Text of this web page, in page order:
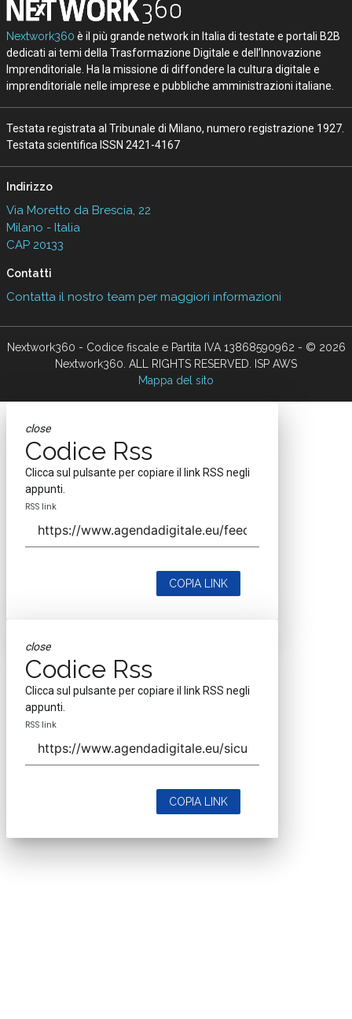
Nextwork360 è il più grande network in Italia di testate e portali B2B
dedicati ai temi della Trasformazione Digitale e dell’Innovazione
Imprenditoriale. Ha la missione di diffondere la cultura digitale e
imprenditoriale nelle imprese e pubbliche amministrazioni italiane.
Testata registrata al Tribunale di Milano, numero registrazione 1927.
Testata scientifica ISSN 2421-4167
Indirizzo
Via Moretto da Brescia, 22
Milano - Italia
CAP 20133
Contatti
Contatta il nostro team per maggiori informazioni
Nextwork360 - Codice fiscale e Partita IVA 13868590962 - © 2026
Nextwork360. ALL RIGHTS RESERVED. ISP AWS
Mappa del sito
close
Codice Rss
Clicca sul pulsante per copiare il link RSS negli
appunti.
RSS link
COPIA LINK
close
Codice Rss
Clicca sul pulsante per copiare il link RSS negli
appunti.
RSS link
COPIA LINK